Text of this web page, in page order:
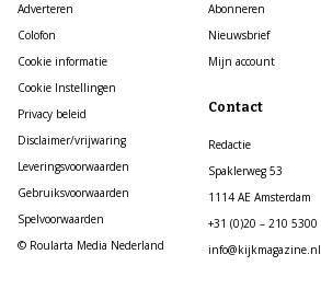
Adverteren
Colofon
Cookie informatie
Cookie Instellingen
Privacy beleid
Disclaimer/vrijwaring
Leveringsvoorwaarden
Gebruiksvoorwaarden
Spelvoorwaarden
© Roularta Media Nederland
Abonneren
Nieuwsbrief
Mijn account
Contact
Redactie
Spaklerweg 53
1114 AE Amsterdam
+31 (0)20 – 210 5300
info@kijkmagazine.nl